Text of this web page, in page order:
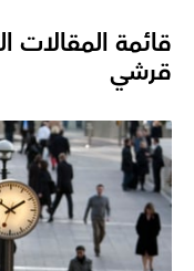
قائمة المقالات
قرشي